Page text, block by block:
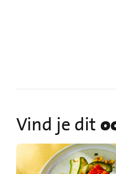
Vind je dit